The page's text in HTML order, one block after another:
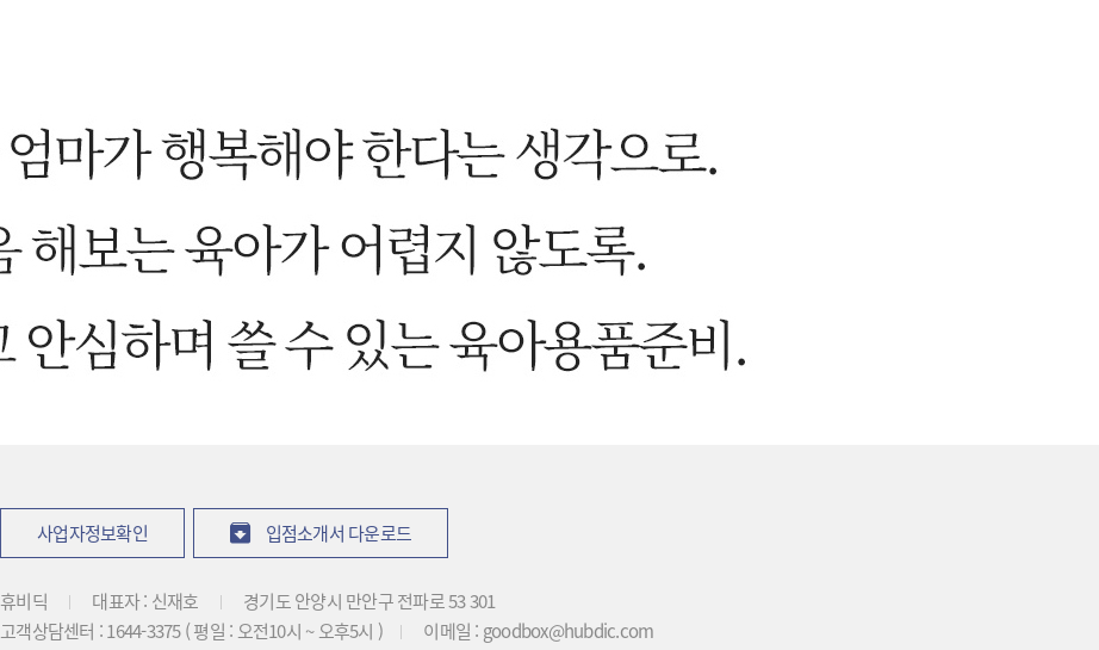
사업자정보확인 입점소개서 다운로드
휴비딕 대표자 : 신재호
경기도 안양시 만안구 전파로 53 301
고객상담센터 : 1644-3375 ( 평일 : 오전10시 ~ 오후5시 )
이메일 : goodbox@hubdic.com